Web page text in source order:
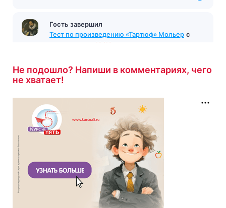
Гость завершил
Тест по произведению «Тартюф» Мольер с
10/10
Не подошло? Напиши в комментариях, чего
не хватает!